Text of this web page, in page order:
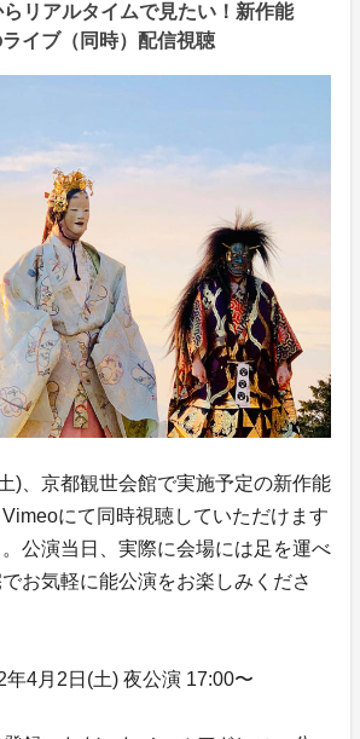
リアルタイムで見たい！新作能
ライブ（同時）配信視聴
)、京都観世会館で実施予定の新作能
Vimeoにて同時視聴していただけます
。公演当日、実際に会場には足を運べ
お気軽に能公演をお楽しみくださ
4月2日(土) 夜公演 17:00〜